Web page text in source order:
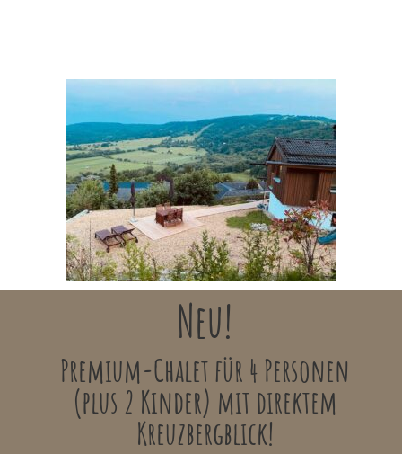
Neu!
Premium-Chalet für 4 Personen
(plus 2 Kinder) mit direktem
Kreuzbergblick!